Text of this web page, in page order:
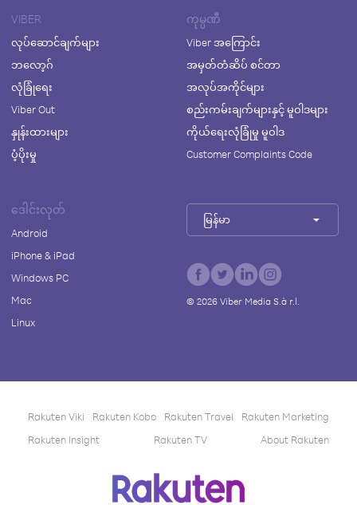
VIBER
လုပ်ဆောင်ချက်များ
ဘလော့ဂ်
လုံခြုံရေး
Viber Out
နှုန်းထားများ
ပံ့ပိုးမှု
ကုမ္ပဏီ
Viber အကြောင်း
အမှတ်တံဆိပ် စင်တာ
အလုပ်အကိုင်များ
စည်းကမ်းချက်များနှင့် မူဝါဒများ
ကိုယ်ရေးလုံခြုံမှု မူဝါဒ
Customer Complaints Code
ဒေါင်းလုတ်
Android
iPhone & iPad
Windows PC
Mac
Linux
မြန်မာ
© 2026Viber Media S.à r.l.
Rakuten Viki Rakuten Kobo Rakuten Travel
Rakuten Marketing
Rakuten Insight
Rakuten TV About Rakuten